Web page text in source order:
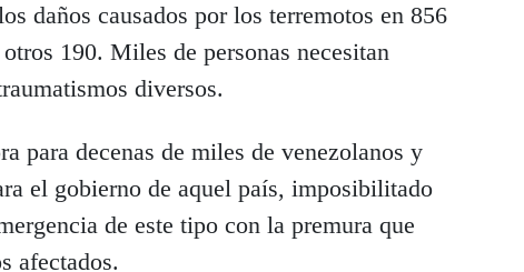
daños causados por los terremotos en 856
190. Miles de personas necesitan
diversos.
para decenas de miles de venezolanos y
el gobierno de aquel país, imposibilitado
de este tipo con la premura que
afectados.